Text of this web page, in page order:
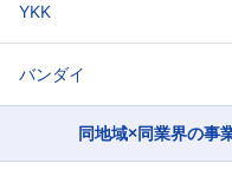
YKK
バンダイ
同地域×同業界の事